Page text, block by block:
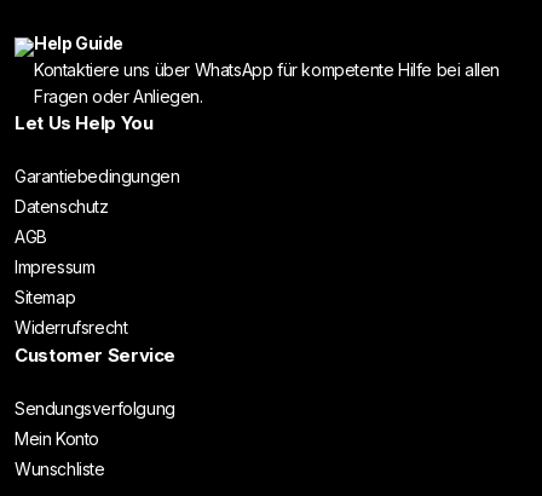
Help Guide
Kontaktiere uns über WhatsApp für kompetente Hilfe bei allen
Fragen oder Anliegen.
Let Us Help You
Garantiebedingungen
Datenschutz
AGB
Impressum
Sitemap
Widerrufsrecht
Customer Service
Sendungsverfolgung
Mein Konto
Wunschliste